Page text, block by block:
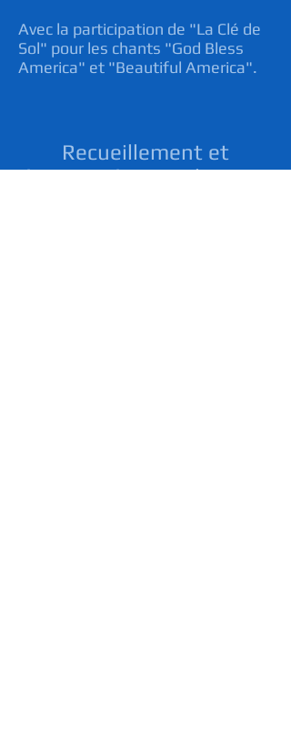
Avec la participation de "La Clé de
Sol" pour les chants "God Bless
America" et "Beautiful America".
Recueillement et
émotion étaient de mise.